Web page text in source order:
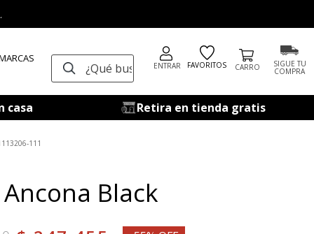
¿Qué buscas? ENTRAR FAVORITOS SIGUE TU
COMPRA
casa Retira en tienda gratis
111
Black